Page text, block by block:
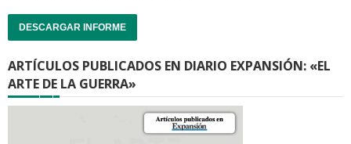
DESCARGAR INFORME
ARTÍCULOS PUBLICADOS EN DIARIO EXPANSIÓN: «EL
ARTE DE LA GUERRA»